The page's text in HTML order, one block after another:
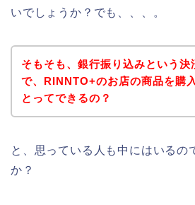
いでしょうか？でも、、、。
そもそも、銀行振り込みという決
で、RINNTO+のお店の商品を購
とってできるの？
と、思っている人も中にはいるの
か？